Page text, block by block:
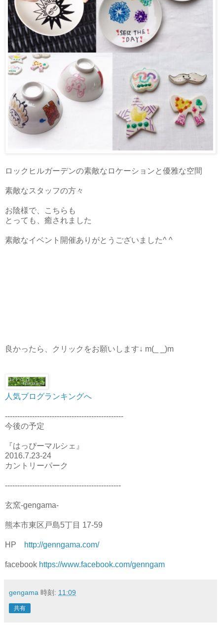
ロックヒルガーデンの素敵なロケーションと優雅な空間
素敵なスタッフの方々
お陰様で、こちらも
とっても、癒されました
素敵なイベント開催ありがとうございました^ ^
良かったら、クリックをお願いします↓ m(_ _)m
人気ブログランキングへ
------------------------------------------------
今後の予定
『はっぴーマルシェ』
2016.7.23-24
カントリーパーク
-----------------------------------------------
玄窯-gengama-
熊本市東区戸島5丁目 17-59
HP http://genngama.com/
facebook https://www.facebook.com/genngam
gengama 時刻: 11:09
共有